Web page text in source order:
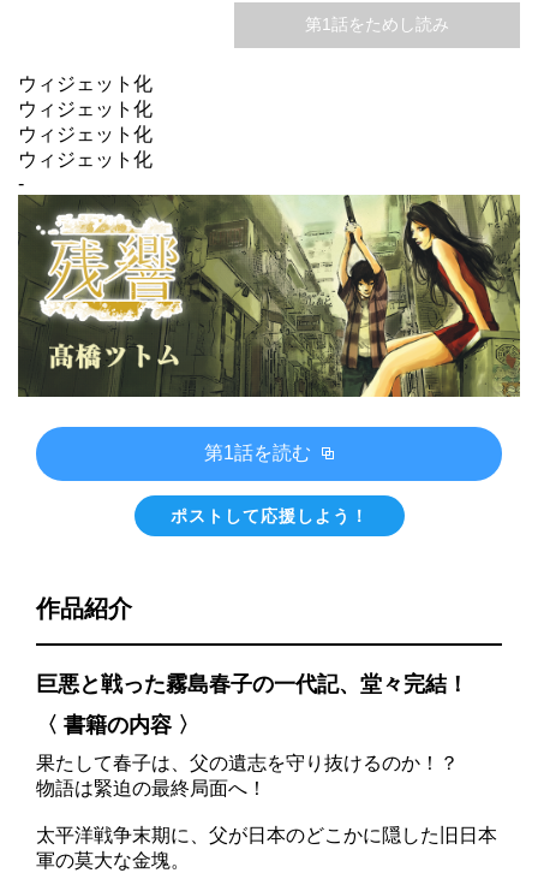
第1話をためし読み
ウィジェット化
ウィジェット化
ウィジェット化
ウィジェット化
-
第1話を読む
ポストして応援しよう！
作品紹介
巨悪と戦った霧島春子の一代記、堂々完結！
〈 書籍の内容 〉
果たして春子は、父の遺志を守り抜けるのか！？
物語は緊迫の最終局面へ！
太平洋戦争末期に、父が日本のどこかに隠した旧日本
軍の莫大な金塊。